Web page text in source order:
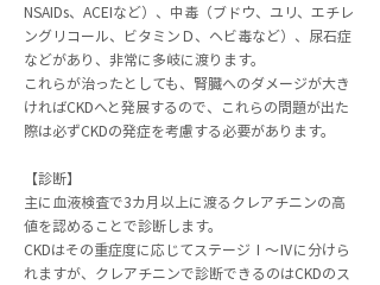
NSAIDs、ACEIなど）、中毒（ブドウ、ユリ、エチレ
ングリコール、ビタミンＤ、ヘビ毒など）、尿石症
などがあり、非常に多岐に渡ります。
これらが治ったとしても、腎臓へのダメージが大き
ければCKDへと発展するので、これらの問題が出た
際は必ずCKDの発症を考慮する必要があります。​
【診断】
主に血液検査で3カ月以上に渡るクレアチニンの高
値を認めることで診断します。
CKDはその重症度に応じてステージⅠ～Ⅳに分けら
れますが、クレアチニンで診断できるのはCKDのス